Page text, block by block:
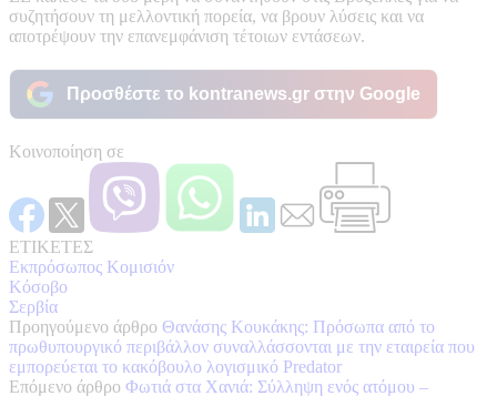
συζητήσουν τη μελλοντική πορεία, να βρουν λύσεις και να
αποτρέψουν την επανεμφάνιση τέτοιων εντάσεων.
Προσθέστε το kontranews.gr στην Google
Κοινοποίηση σε
ΕΤΙΚΕΤΕΣ
Εκπρόσωπος Κομισιόν
Κόσοβο
Σερβία
Προηγούμενο άρθρο Θανάσης Κουκάκης: Πρόσωπα από το
πρωθυπουργικό περιβάλλον συναλλάσσονται με την εταιρεία που
εμπορεύεται το κακόβουλο λογισμικό Predator
Επόμενο άρθρο Φωτιά στα Χανιά: Σύλληψη ενός ατόμου –